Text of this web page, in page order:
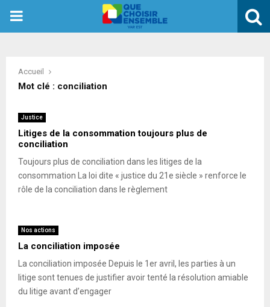
PRIMARY
Accueil
Mot clé : conciliation
Justice
Litiges de la consommation toujours plus de
conciliation
Toujours plus de conciliation dans les litiges de la
consommation La loi dite « justice du 21e siècle » renforce le
rôle de la conciliation dans le règlement
Nos actions
La conciliation imposée
La conciliation imposée Depuis le 1er avril, les parties à un
litige sont tenues de justifier avoir tenté la résolution amiable
du litige avant d’engager